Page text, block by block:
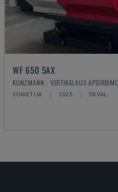
WF 650 5AX
KUNZMANN - VERTIKALAUS
VOKIETIJA 2025 58 VAL.